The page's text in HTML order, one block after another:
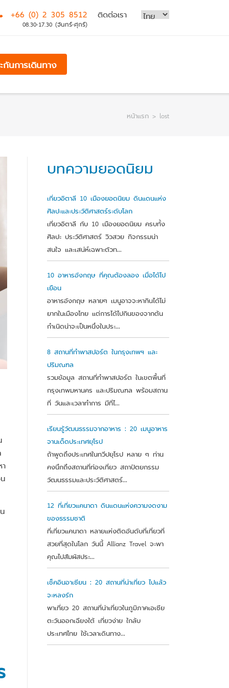
+66 (0) 2 305 8512
08.30-17.30 (จันทร์-ศุกร์)
ติดต่อเรา
กันการเดินทาง
หน้าแรก > lost
า
บทความยอดนิยม
เที่ยวอิตาลี 10 เมืองยอดนิยม ดินแดนแห่ง
ศิลปะและประวัติศาสตร์ระดับโลก
เที่ยวอิตาลี กับ 10 เมืองยอดนิยม ครบทั้ง
ศิลปะ ประวัติศาสตร์ วิวสวย กิจกรรมน่า
สนใจ และเสน่ห์เฉพาะตัวท...
10 อาหารอังกฤษ ที่คุณต้องลอง เมื่อได้ไป
เยือน
อาหารอังกฤษ หลายๆ เมนูอาจจะหากินได้ไม่
ยากในเมืองไทย แต่การได้ไปกินของจากต้น
กำเนิดน่าจะเป็นหนึ่งในประ...
8 สถานที่ทำพาสปอร์ต ในกรุงเทพฯ และ
ปริมณฑล
รวมข้อมูล สถานที่ทำพาสปอร์ต ในเขตพื้นที่
กรุงเทพมหานคร และปริมณฑล พร้อมสถาน
ที่ วันและเวลาทำการ มีที่ไ...
เรียนรู้วัฒนธรรมจากอาหาร : 20 เมนูอาหาร
จานเด็ดประเทศยุโรป
ถ้าพูดถึงประเทศในทวีปยุโรป หลาย ๆ ท่าน
คงนึกถึงสถานที่ท่องเที่ยว สถาปัตยกรรม
วัฒนธรรมและประวัติศาสตร์...
12 ที่เที่ยวแคนาดา ดินแดนแห่งความงดงาม
ของธรรมชาติ
ที่เที่ยวแคนาดา หลายแห่งติดอันดับที่เที่ยวที่
สวยที่สุดในโลก วันนี้ Allianz Travel จะพา
คุณไปสัมผัสประ...
เช็คอินอาเซียน : 20 สถานที่น่าเที่ยว ไปแล้ว
จะหลงรัก
พาเที่ยว 20 สถานที่น่าเที่ยวในภูมิภาคเอเชีย
ตะวันออกเฉียงใต้ เที่ยวง่าย ใกล้บ
ประเทศไทย ใช้เวลาเดินทาง...